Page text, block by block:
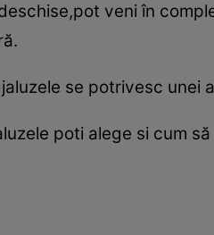
veni în
se potrivesc unei
poti alege si cum